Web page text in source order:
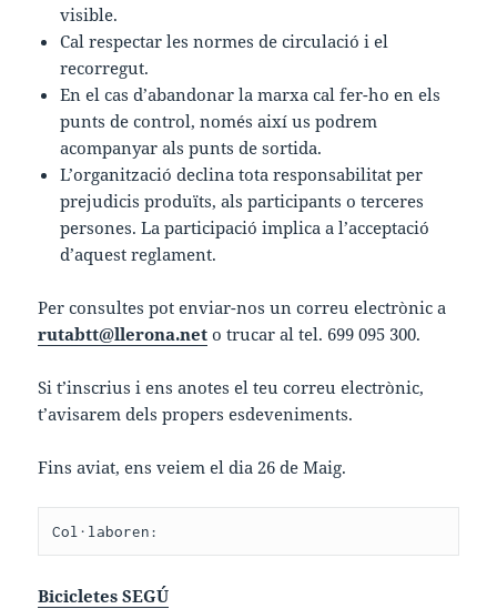
visible.
Cal respectar les normes de circulació i el
recorregut.
En el cas d’abandonar la marxa cal fer-ho en els
punts de control, només així us podrem
acompanyar als punts de sortida.
L’organització declina tota responsabilitat per
prejudicis produïts, als participants o terceres
persones. La participació implica a l’acceptació
d’aquest reglament.
Per consultes pot enviar-nos un correu electrònic a
rutabtt@llerona.net o trucar al tel. 699 095 300.
Si t’inscrius i ens anotes el teu correu electrònic,
t’avisarem dels propers esdeveniments.
Fins aviat, ens veiem el dia 26 de Maig.
Col·laboren:
Bicicletes SEGÚ